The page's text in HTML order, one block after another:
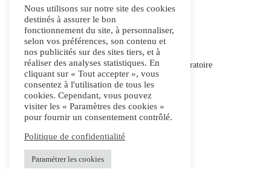
Web design & développement
noir-de-mars.com
Crédit photos
Gaby Dalia, Katya Konioukhova, Laboratoire
Textile
Nous utilisons sur notre site des cookies
destinés à assurer le bon
fonctionnement du site, à personnaliser,
selon vos préférences, son contenu et
nos publicités sur des sites tiers, et à
réaliser des analyses statistiques. En
cliquant sur « Tout accepter », vous
consentez à l'utilisation de tous les
cookies. Cependant, vous pouvez
visiter les « Paramètres des cookies »
pour fournir un consentement contrôlé.
Politique de confidentialité
Paramétrer les cookies